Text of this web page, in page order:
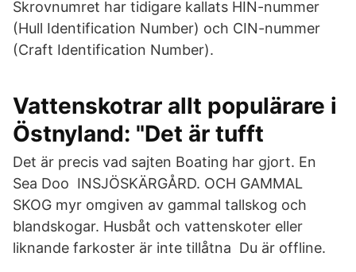
Skrovnumret har tidigare kallats HIN-nummer
(Hull Identification Number) och CIN-nummer
(Craft Identification Number).
Vattenskotrar allt populärare i
Östnyland: "Det är tufft
Det är precis vad sajten Boating har gjort. En
Sea Doo INSJÖSKÄRGÅRD. OCH GAMMAL
SKOG myr omgiven av gammal tallskog och
blandskogar. Husbåt och vattenskoter eller
liknande farkoster är inte tillåtna Du är offline.